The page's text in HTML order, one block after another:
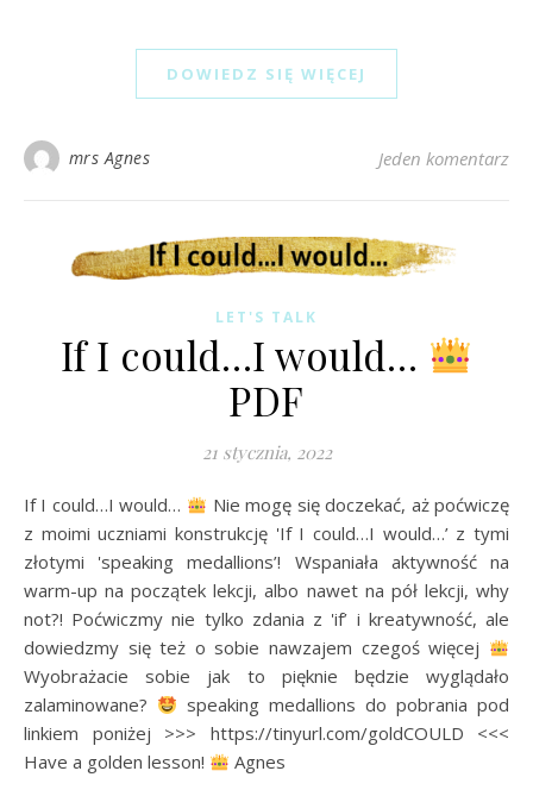
DOWIEDZ SIĘ WIĘCEJ
mrs Agnes Jeden komentarz
LET'S TALK
If I could…I would…
PDF
21 stycznia, 2022
If I could…I would…
Nie mogę się doczekać, aż poćwiczę
z moimi uczniami konstrukcję 'If I could…I would…’ z tymi
złotymi 'speaking medallions’! Wspaniała aktywność na
warm-up na początek lekcji, albo nawet na pół lekcji, why
not?! Poćwiczmy nie tylko zdania z 'if’ i kreatywność, ale
dowiedzmy się też o sobie nawzajem czegoś więcej
Wyobrażacie sobie jak to pięknie będzie wyglądało
zalaminowane?
speaking medallions do pobrania pod
linkiem poniżej >>> https://tinyurl.com/goldCOULD <<<
Have a golden lesson!
Agnes